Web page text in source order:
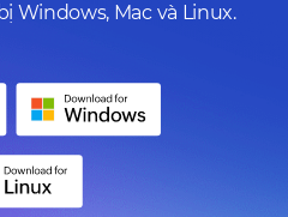
Windows, Mac và Linux.